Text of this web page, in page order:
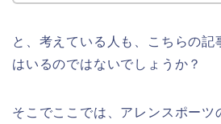
と、考えている人も、こちらの記
はいるのではないでしょうか？
そこでここでは、アレンスポーツ